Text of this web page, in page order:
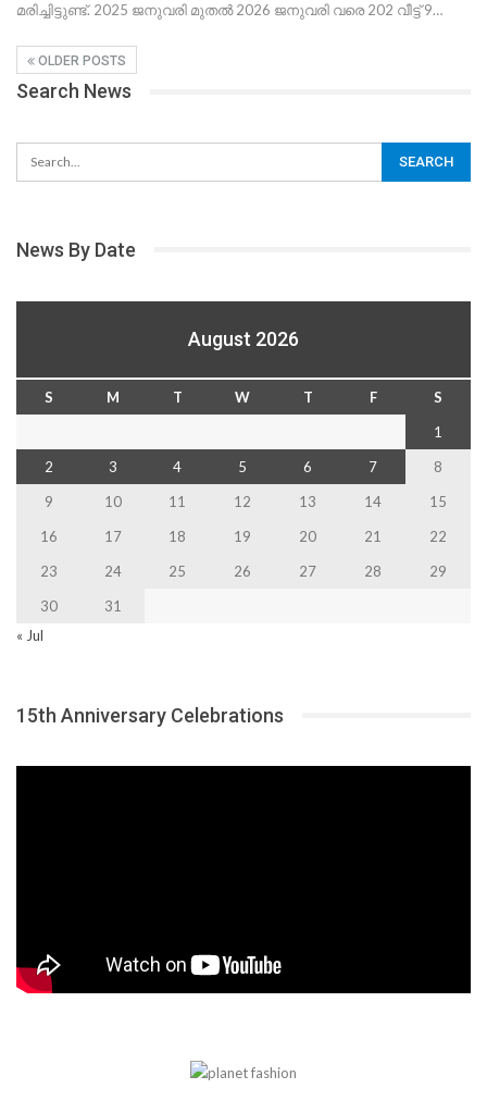
മരിച്ചിട്ടുണ്ട്. 2025 ജനുവരി മുതൽ 2026 ജനുവരി വരെ 202 വീട്ട് 9…
OLDER POSTS
Search News
News By Date
August 2026
S M T W T F
S
1
2
3 4 5 6 7
8
9
10 11 12 13 14
15
16
17 18 19 20 21
22
23
24 25 26 27 28
29
30
31
« Jul
15th Anniversary Celebrations